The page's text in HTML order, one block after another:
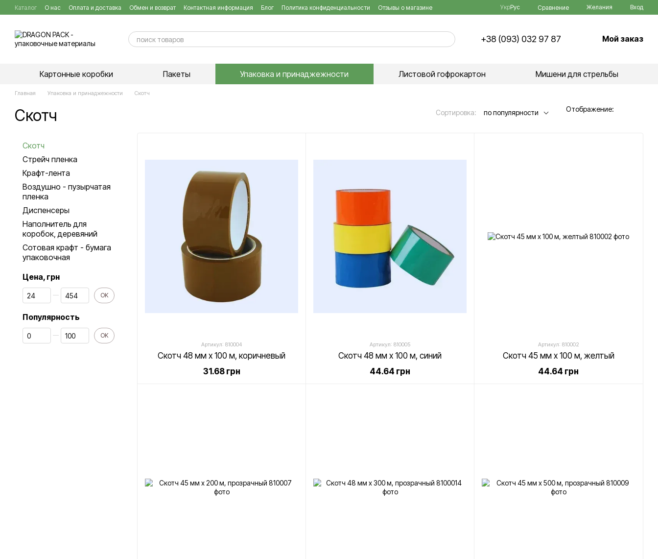
Перейти к основному контенту
Каталог О нас Оплата и доставка Обмен и возврат Контактная информация Блог Политика конфиденциальности
Отзывы о магазине
Публичный договор
УкрРус Сравнение Желания Вход
+38 (093) 032 97 87 Мой заказ
Картонные коробки Пакеты Упаковка и принаджежности Листовой гофрокартон Мишени для стрельбы
Главная Упаковка и принаджежности Скотч
Скотч Сортировка: по популярности Отображение:
Артикул: 810004
Скотч 48 мм х 100 м, коричневый
31.68 грн
Артикул: 810005
Скотч 48 мм х 100 м, синий
44.64 грн
Артикул: 810002
Скотч 45 мм x 100 м, желтый
44.64 грн
Скотч
Стрейч пленка
Крафт-лента
Воздушно - пузырчатая
пленка
Диспенсеры
Наполнитель для
коробок, деревяний
Сотовая крафт - бумага
упаковочная
Цена, грн
От Цена, грн
До Цена, грн OK
Популярность
От Популярность
До Популярность OK